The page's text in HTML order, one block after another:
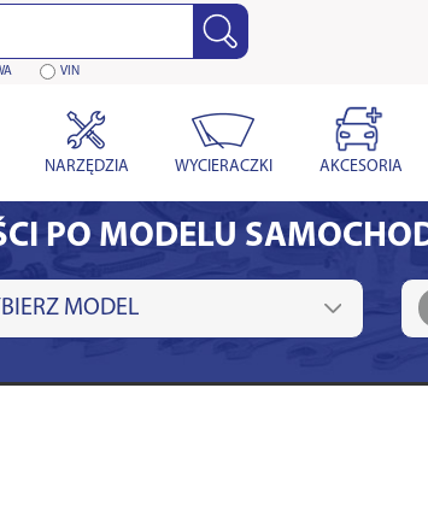
VIN
NARZĘDZIA WYCIERACZKI AKCESORIA
PO MODELU